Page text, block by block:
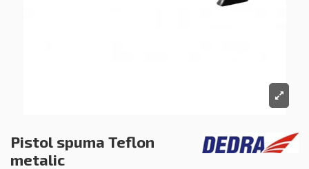
Pistol spuma Teflon
metalic